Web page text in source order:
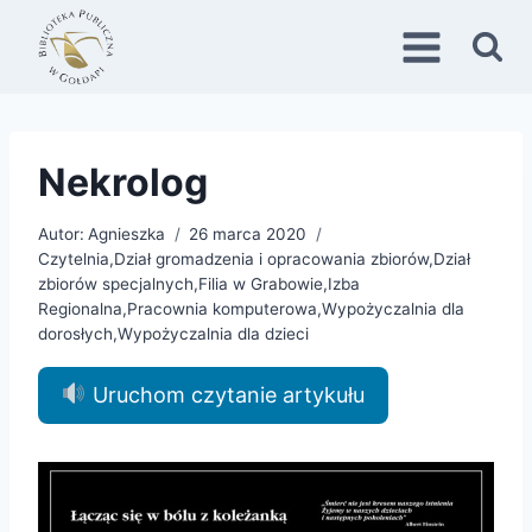
Przejdź
treści
Nekrolog
Autor: Agnieszka
26 marca 2020
Czytelnia,Dział gromadzenia i opracowania zbiorów,Dział
zbiorów specjalnych,Filia w Grabowie,Izba
Regionalna,Pracownia komputerowa,Wypożyczalnia dla
dorosłych,Wypożyczalnia dla dzieci
Uruchom czytanie artykułu